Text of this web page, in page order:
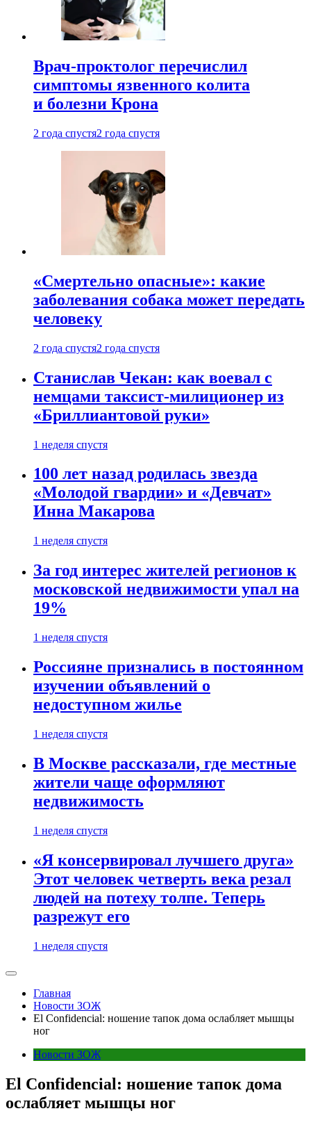
Врач-проктолог перечислил
симптомы язвенного колита
и болезни Крона
2 года спустя2 года спустя
«Смертельно опасные»: какие
заболевания собака может передать
человеку
2 года спустя2 года спустя
Станислав Чекан: как воевал с
немцами таксист-милиционер из
«Бриллиантовой руки»
1 неделя спустя
100 лет назад родилась звезда
«Молодой гвардии» и «Девчат»
Инна Макарова
1 неделя спустя
За год интерес жителей регионов к
московской недвижимости упал на
19%
1 неделя спустя
Россияне признались в постоянном
изучении объявлений о
недоступном жилье
1 неделя спустя
В Москве рассказали, где местные
жители чаще оформляют
недвижимость
1 неделя спустя
«Я консервировал лучшего друга»
Этот человек четверть века резал
людей на потеху толпе. Теперь
разрежут его
1 неделя спустя
Главная
Новости ЗОЖ
El Confidencial: ношение тапок дома ослабляет мышцы
ног
Новости ЗОЖ
El Confidencial: ношение тапок дома
ослабляет мышцы ног